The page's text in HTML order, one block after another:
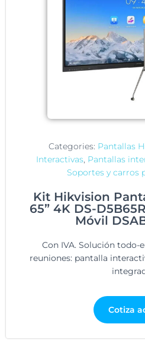
Categories: Pantallas
Interactivas, Pantallas
Soportes y carros
Kit Hikvision
65” 4K DS-
Móvil
Con IVA. Solución todo-
reuniones: pantalla
Cotiza